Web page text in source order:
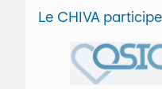
Le CHIVA